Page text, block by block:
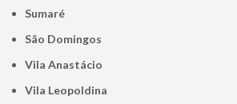
Sumaré
São Domingos
Vila Anastácio
Vila Leopoldina